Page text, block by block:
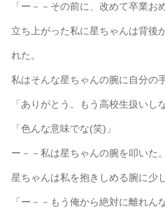
「ー－－その前に、改めて卒業お
立ち上がった私に星ちゃんは背後
れた。
私はそんな星ちゃんの腕に自分の
「ありがとう。もう高校生扱いし
「色んな意味でな(笑)」
ー－－私は星ちゃんの腕を叩いた。
星ちゃんは私を抱きしめる腕に少
「ー－－もう俺から絶対に離れん